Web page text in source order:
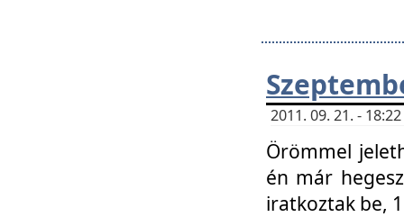
2011. 09. 21. -
Örömmel
én már
iratkoztak be,